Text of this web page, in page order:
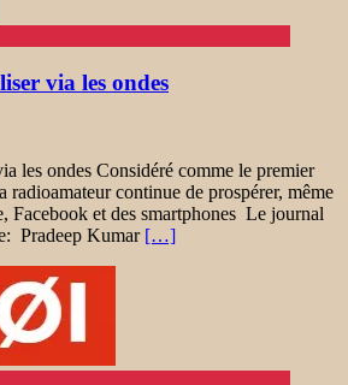
via les ondes
les ondes Considéré comme le premier
radioamateur continue de prospérer, même
Facebook et des smartphones Le journal
Pradeep Kumar […]